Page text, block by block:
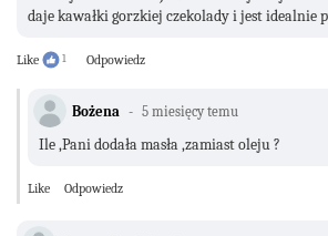
daje kawałki gorzkiej czekolady i jest idealnie
Like 1 Odpowiedz
Bożena 5 miesięcy temu
Ile ,Pani dodała masła ,zamiast oleju ?
Like Odpowiedz